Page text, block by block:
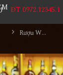
ĐT 0972.12345.1
Rượu Whisky Singleton 15 Năm